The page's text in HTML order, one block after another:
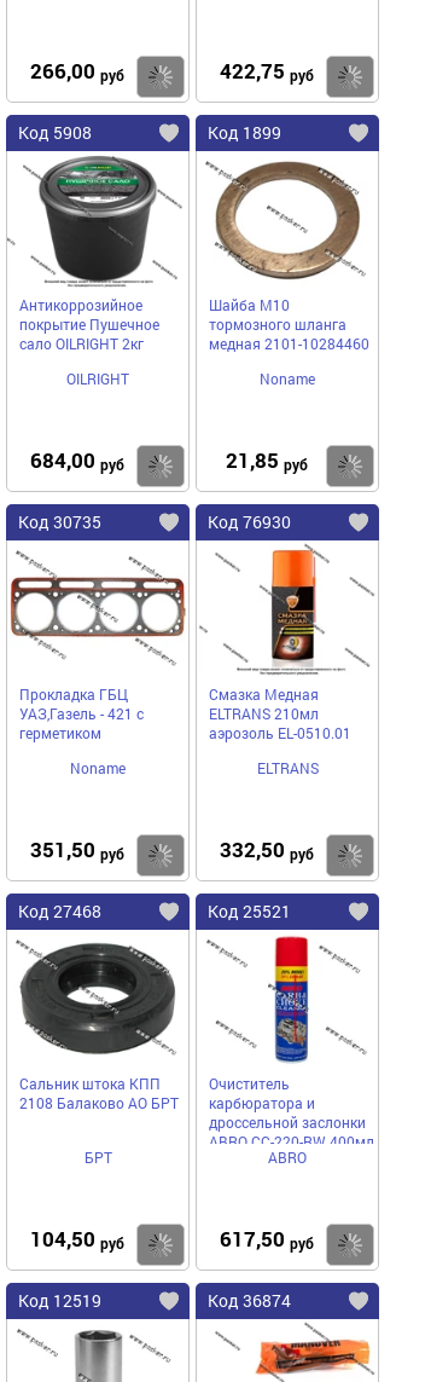
266,00 руб Купить
422,75 руб
Код 5908
Антикоррозийное
покрытие Пушечное
сало OILRIGHT 2кг
OILRIGHT
684,00 руб Купить
Код 1899
Шайба М10
тормозного шланга
медная 2101-10284460
Noname
21,85 руб
Код 30735
Прокладка ГБЦ
УАЗ,Газель - 421 с
герметиком
Noname
351,50 руб Купить
Код 76930
Смазка Медная
ELTRANS 210мл
аэрозоль EL-0510.01
ELTRANS
332,50 руб
Код 27468
Сальник штока КПП
2108 Балаково АО БРТ
БРТ
104,50 руб Купить
Код 25521
Очиститель
карбюратора и
дроссельной заслонки
ABRO СС-220-RW 400мл
аэрозольABRO
617,50 руб
Код 12519 Код 36874